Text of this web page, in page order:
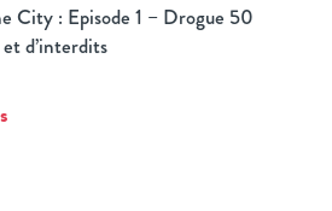
City : Episode 1 – Drogue 50
d’interdits